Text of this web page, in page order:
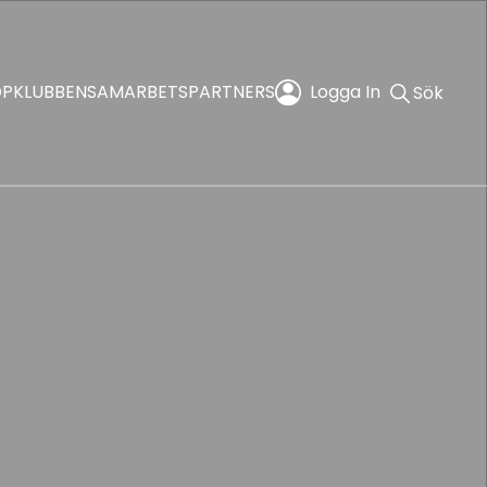
KLUBBENSAMARBETSPARTNERS Logga In Sök